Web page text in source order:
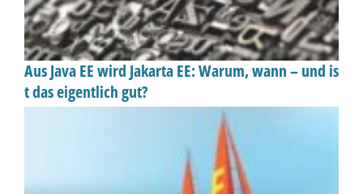
Aus Java EE wird Jakarta EE: Warum, wann – und is
t das eigentlich gut?